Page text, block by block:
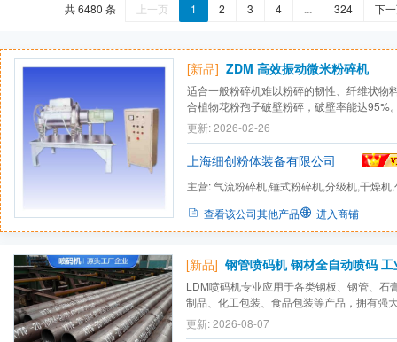
共 6480 条 上一页 1 2 3 4 ... 324 下
[新品] ZDM 高效振动微米粉碎机
适合一般粉碎机难以粉碎的韧性、纤维状物
合植物花粉孢子破壁粉碎，破壁率能达95%
粉碎，精密混炼、包覆改性等作业。 ·适合
的粉碎作业。 ·设备易装卸、清洗，适合换
封状态下作业。无粉尘溢出，无环境污染。
更新: 2026-02-26
上海细创粉体装备有限公司
主营:气流粉碎机,锤式粉碎机,分级机,干燥机
查看该公司其他产品
进入商铺
[新品]
LDM喷码机专业应用于各类钢板、钢管、石
制品、化工包装、食品包装等产品，拥有强
为用户提供好的喷码标识解决方案，一对一
产需求，针对于特殊的应用，可非标定制喷
更新: 2026-08-07